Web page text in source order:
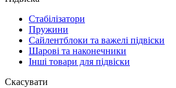
Стабілізатори
Пружини
Сайлентблоки та важелі підвіски
Шарові та наконечники
Інші товари для підвіски
Скасувати